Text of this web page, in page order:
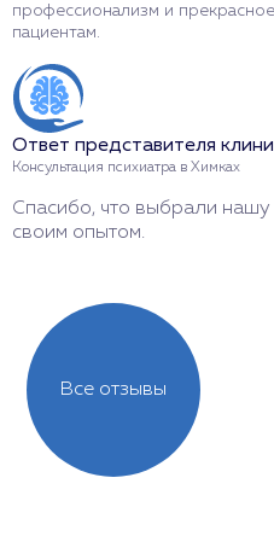
профессионализм и
пациентам.
Ответ представителя
Консультация психиатра в Химках
Спасибо, что выбрали
своим опытом.
Все отзывы